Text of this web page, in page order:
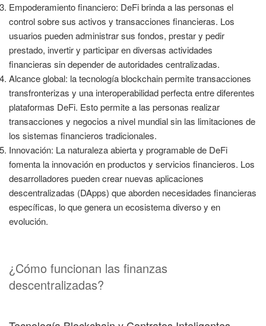
Empoderamiento financiero: DeFi brinda a las personas el
control sobre sus activos y transacciones financieras. Los
usuarios pueden administrar sus fondos, prestar y pedir
prestado, invertir y participar en diversas actividades
financieras sin depender de autoridades centralizadas.
Alcance global: la tecnología blockchain permite transacciones
transfronterizas y una interoperabilidad perfecta entre diferentes
plataformas DeFi. Esto permite a las personas realizar
transacciones y negocios a nivel mundial sin las limitaciones de
los sistemas financieros tradicionales.
Innovación: La naturaleza abierta y programable de DeFi
fomenta la innovación en productos y servicios financieros. Los
desarrolladores pueden crear nuevas aplicaciones
descentralizadas (DApps) que aborden necesidades financieras
específicas, lo que genera un ecosistema diverso y en
evolución.
¿Cómo funcionan las finanzas
descentralizadas?